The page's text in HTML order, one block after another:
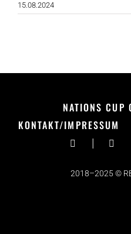
15.08.2024
NATIONS CUP
KONTAKT/IMPRESSUM
|
2018–2025 ©